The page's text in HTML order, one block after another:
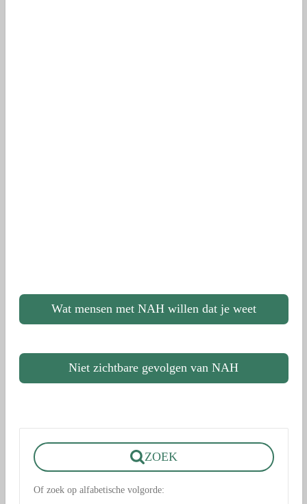
Wat mensen met NAH willen dat je weet
Niet zichtbare gevolgen van NAH
ZOEK
Of zoek op alfabetische volgorde: